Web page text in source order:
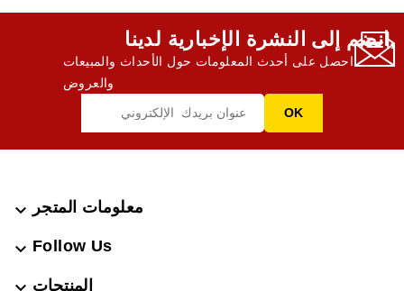
انضم إلى النشرة الإخبارية لدينا,
احصل على أحدث المعلومات حول الأحداث والمبيعات
والعروض
معلومات المتجر 
Follow Us

المنتجات